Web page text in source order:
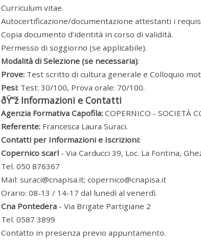
Curriculum vitae.
Autocertificazione/documentazione attestanti i
Copia documento d'identità in corso di validità.
Permesso di soggiorno (se applicabile).
Modalità di Selezione (se necessaria):
Prove: Test scritto di cultura generale e Colloquio
Pesi: Test: 30/100, Prova orale: 70/100.
ðŸ“ž Informazioni e Contatti
Agenzia Formativa Capofila: COPERNICO - SOCIETÀ
Referente: Francesca Laura Suraci.
Contatti per Informazioni e Iscrizioni:
Copernico scarl - Via Carducci 39, Loc. La Fontina,
Tel. 050 876367
Mail: suraci@cnapisa.it; copernico@cnapisa.it
Orario: 08-13 / 14-17 dal lunedì al venerdì.
Cna Pontedera - Via Brigate Partigiane 2
Tel. 0587 3899
Contatto in presenza previo appuntamento.